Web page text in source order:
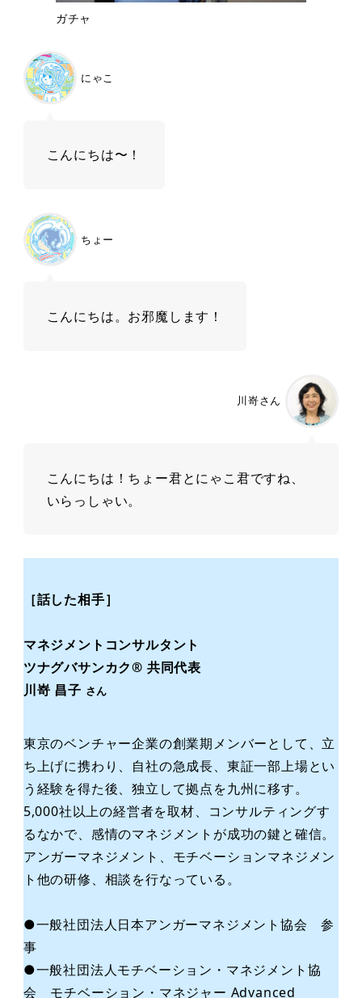
ガチャ
にゃこ
こんにちは〜！
ちょー
こんにちは。お邪魔します！
川嵜さん
こんにちは！ちょー君とにゃこ君ですね、
いらっしゃい。
［話した相手］
マネジメントコンサルタント
ツナグバサンカク® 共同代表
川嵜 昌子 さん
東京のベンチャー企業の創業期メンバーとして、立
ち上げに携わり、自社の急成長、東証一部上場とい
う経験を得た後、独立して拠点を九州に移す。
5,000社以上の経営者を取材、コンサルティングす
るなかで、感情のマネジメントが成功の鍵と確信。
アンガーマネジメント、モチベーションマネジメン
ト他の研修、相談を行なっている。
●一般社団法人日本アンガーマネジメント協会 参
事
●一般社団法人モチベーション・マネジメント協
会 モチベーション・マネジャー Advanced